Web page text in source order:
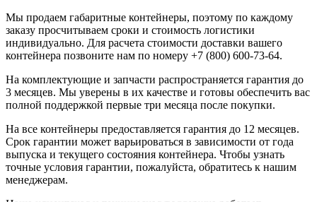
Мы продаем габаритные контейнеры, поэтому по каждому
заказу просчитываем сроки и стоимость логистики
индивидуально. Для расчета стоимости доставки вашего
контейнера позвоните нам по номеру +7 (800) 600-73-64.
На комплектующие и запчасти распространяется гарантия до
3 месяцев. Мы уверены в их качестве и готовы обеспечить вас
полной поддержкой первые три месяца после покупки.
На все контейнеры предоставляется гарантия до 12 месяцев.
Срок гарантии может варьироваться в зависимости от года
выпуска и текущего состояния контейнера. Чтобы узнать
точные условия гарантии, пожалуйста, обратитесь к нашим
менеджерам.